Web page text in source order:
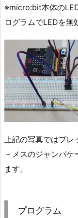
※micro:bit本体の
ログラムでLEDを無
上記の写真ではブレ
－メスのジャンパケ
ます。
プログラム